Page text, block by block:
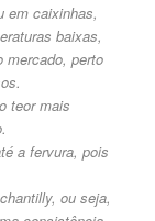
em caixinhas,
baixas,
mercado, perto
teor mais
a fervura, pois
ou seja,